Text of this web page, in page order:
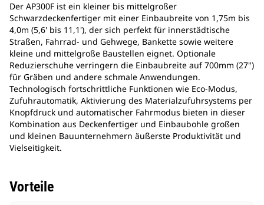
Der AP300F ist ein kleiner bis mittelgroßer
Schwarzdeckenfertiger mit einer Einbaubreite von 1,75m bis
4,0m (5,6' bis 11,1'), der sich perfekt für innerstädtische
Straßen, Fahrrad- und Gehwege, Bankette sowie weitere
kleine und mittelgroße Baustellen eignet. Optionale
Reduzierschuhe verringern die Einbaubreite auf 700mm (27")
für Gräben und andere schmale Anwendungen.
Technologisch fortschrittliche Funktionen wie Eco-Modus,
Zufuhrautomatik, Aktivierung des Materialzufuhrsystems per
Knopfdruck und automatischer Fahrmodus bieten in dieser
Kombination aus Deckenfertiger und Einbaubohle großen
und kleinen Bauunternehmern äußerste Produktivität und
Vielseitigkeit.
Vorteile